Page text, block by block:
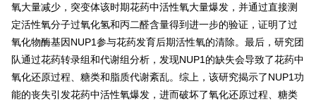
氧大量减少，突变体该时期花药中活性氧大量爆发，并通过直接测
定活性氧分子过氧化氢和丙二醛含量得到进一步的验证，证明了过
氧化物酶基因NUP1参与花药发育后期活性氧的清除。最后，研究团
队通过花药转录组和代谢组分析，发现NUP1的缺失会导致了花药中
氧化还原过程、糖类和脂质代谢紊乱。综上，该研究揭示了NUP1功
能的丧失引发花药中活性氧爆发，进而破坏了氧化还原过程、糖类